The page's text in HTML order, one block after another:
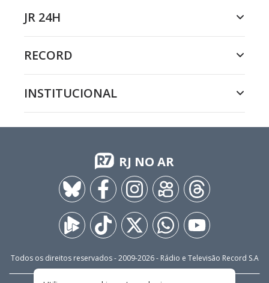
JR 24H
RECORD
INSTITUCIONAL
RJ NO AR
Todos os direitos reservados - 2009-2026- Rádio e Televisão Record S.A